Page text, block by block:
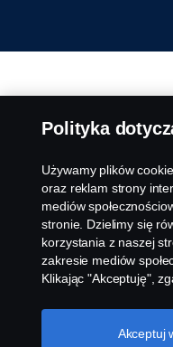
Polityka
Używamy plików
oraz reklam strony
mediów
stronie. Dzielimy się
korzystania z naszej
zakresie mediów
Klikając "Akceptuję",
się informacjami.
plikami cookies,Akceptuj